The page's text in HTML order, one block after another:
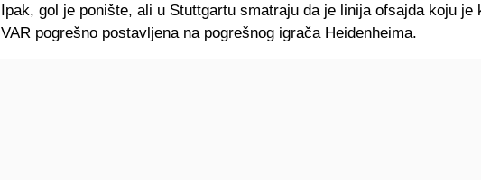
Ipak, gol je ponište, ali u Stuttgartu smatraju da je linija ofsajda koju je
VAR pogrešno postavljena na pogrešnog igrača Heidenheima.